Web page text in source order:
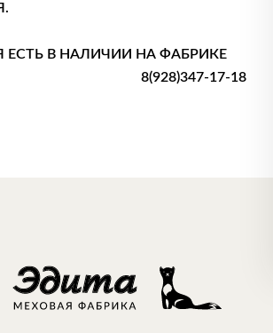
ЕСТЬ В НАЛИЧИИ НА ФАБРИКЕ
8(928)347-17-18